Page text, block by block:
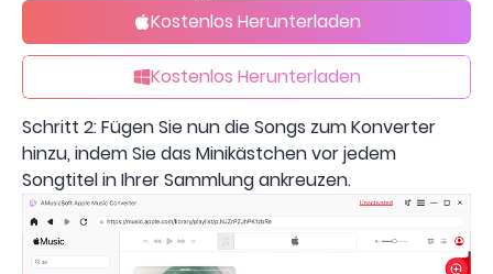
Kostenlos Herunterladen
Kostenlos Herunterladen
Schritt 2: Fügen Sie nun die Songs zum Konverter
hinzu, indem Sie das Minikästchen vor jedem
Songtitel in Ihrer Sammlung ankreuzen.